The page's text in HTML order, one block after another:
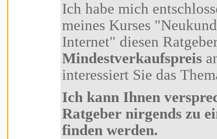
Ich habe mich entschlossen, Ihnen als Teilnehmer
meines Kurses "Neukundengewinnung über das
Internet" diesen
Mindestverkaufspreis
interessiert Sie das
Ich kann Ihnen versprechen, dass Sie diesen
Ratgeber nirgends zu einem
finden werden.